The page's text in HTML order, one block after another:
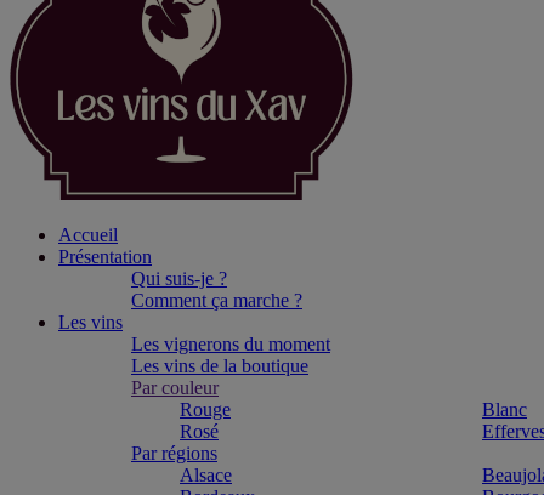
Accueil
Présentation
Qui suis-je ?
Comment ça marche ?
Les vins
Les vignerons du moment
Les vins de la boutique
Par couleur
Rouge
Blanc
Rosé
Par régions
Alsace